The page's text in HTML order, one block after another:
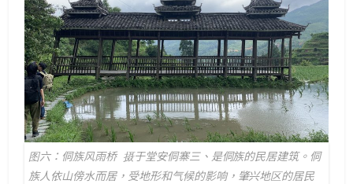
图六：侗族风雨桥 摄于堂安侗寨三、是侗族的民居建筑。侗
族人依山傍水而居，受地形和气候的影响，肇兴地区的居民